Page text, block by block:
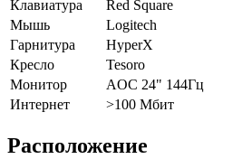
Клавиатура
Red Square
Мышь
Logitech
Гарнитура
HyperX
Кресло
Tesoro
Монитор
AOC 24" 144Гц
Интернет
>100 Мбит
Расположение